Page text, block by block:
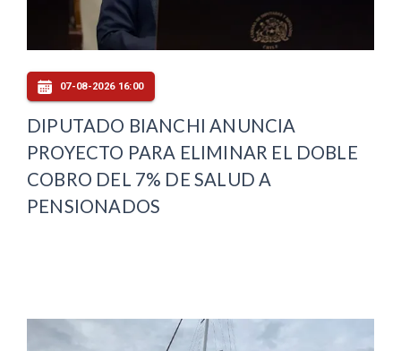
07-08-2026 16:00
DIPUTADO BIANCHI ANUNCIA
PROYECTO PARA ELIMINAR EL DOBLE
COBRO DEL 7% DE SALUD A
PENSIONADOS